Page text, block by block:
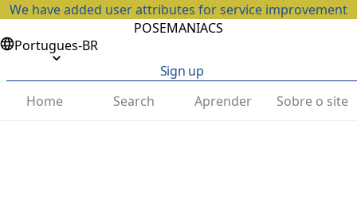
We have added user attributes for service improvement
POSEMANIACS
Portugues-BR
Sign up
Home
Search Aprender Sobre o site